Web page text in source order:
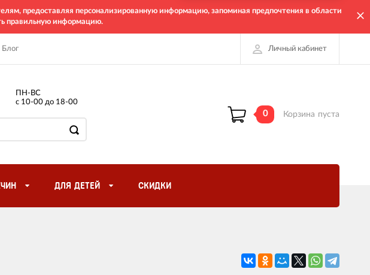
предоставляя персонализированную информацию, запоминая предпочтения в области
правильную информацию.
Блог Личный кабинет
ПН-ВС
с 10-00 до 18-00
0 Корзина пуста
ДЛЯ ДЕТЕЙ СКИДКИ